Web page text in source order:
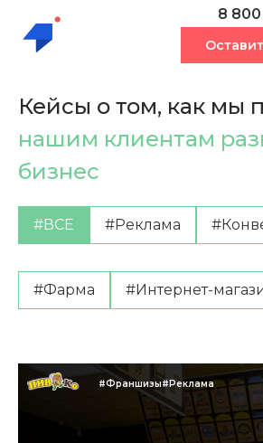
8 800
Кейсы о том, как мы
нашим клиентам
бизнес
#ВСЕ #Реклама
#Фарма #Интернет-
#Франшизы#Реклама